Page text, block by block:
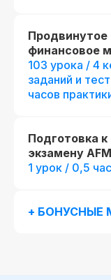
Продвинутое
финансовое
103 урока / 4
заданий и
часов
Подготовка
экзамену AFM
1 урок / 0,5
+ БОНУСНЫЕ
fr111201.001
Доступ к
Карьерный
вакансий
Возможность